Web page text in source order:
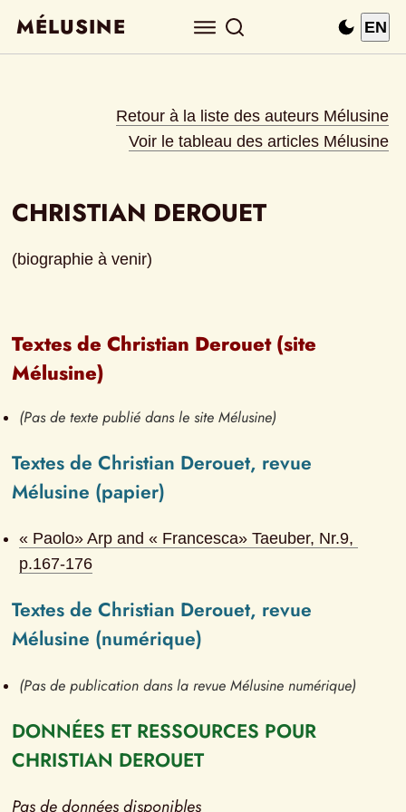
MÉLUSINE EN
Retour à la liste des auteurs Mélusine
Voir le tableau des articles Mélusine
CHRISTIAN DEROUET
(biographie à venir)
Textes de Christian Derouet (site
Mélusine)
(Pas de texte publié dans le site Mélusine)
Textes de Christian Derouet, revue
Mélusine (papier)
« Paolo» Arp and « Francesca» Taeuber, Nr.9,
p.167-176
Textes de Christian Derouet, revue
Mélusine (numérique)
(Pas de publication dans la revue Mélusine numérique)
DONNÉES ET RESSOURCES POUR
CHRISTIAN DEROUET
Pas de données disponibles